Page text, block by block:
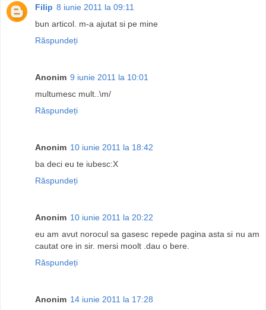
Filip 8 iunie 2011 la 09:11
bun articol. m-a ajutat si pe mine
Răspundeți
Anonim 9 iunie 2011 la 10:01
multumesc mult..\m/
Răspundeți
Anonim 10 iunie 2011 la 18:42
ba deci eu te iubesc:X
Răspundeți
Anonim 10 iunie 2011 la 20:22
eu am avut norocul sa gasesc repede pagina asta si nu am
cautat ore in sir. mersi moolt .dau o bere.
Răspundeți
Anonim 14 iunie 2011 la 17:28